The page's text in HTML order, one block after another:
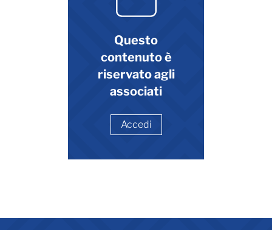
Questo
contenuto è
riservato agli
associati
Accedi